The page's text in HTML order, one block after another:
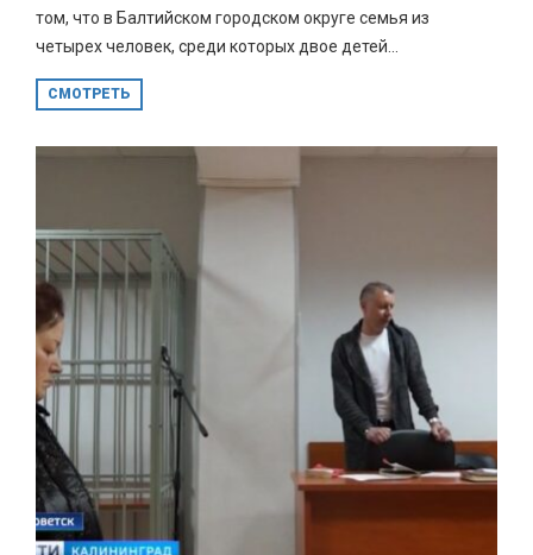
том, что в Балтийском городском округе семья из
четырех человек, среди которых двое детей...
СМОТРЕТЬ